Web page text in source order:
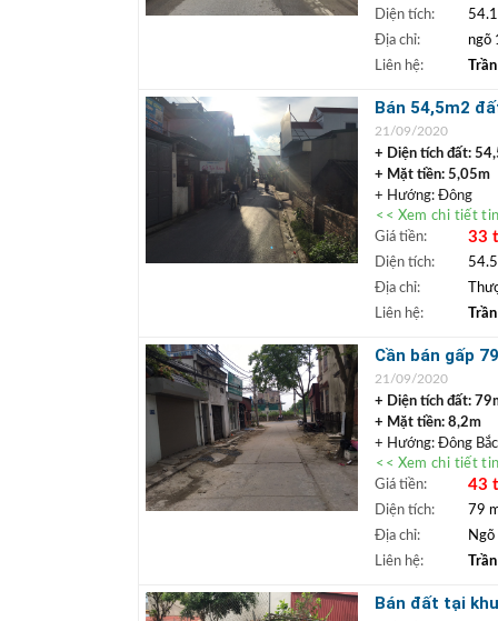
+ Vị trí: gần trường
hợp để an cư lâu
+ Tổng: 2,921 tỷ
+++ LIÊN HỆ
Văn phòng nhà
Diện tích:
Địa chỉ:
ngõ
Liên hệ:
Bán 54,5m2
Đông
21/09/2020
+ Diện tích đất:
+ Mặt tiền: 5,05m
+ Hướng: Đông
+ Đường trước nhà
+ Pháp lý: Sổ đỏ
+ Vị trí: Đất nằm
Thượng Thanh,
+ Giá bán:
+++ LIÊN HỆ
Văn phòng nhà
<< Xem chi tiết
Giá tiền:
33
Diện tích:
Địa chỉ:
Liên hệ:
Cần bán gấp
21/09/2020
+ Diện tích đất:
+ Mặt tiền: 8,2m
+ Hướng: Đông Bắc
+ Đường trước nhà
+ Pháp lý: Sổ đỏ
+ Vị trí: Phố
Giang đoạn cây
+ Giá bán:
+++ LIÊN HỆ
<< Xem chi tiết
Giá tiền:
43
Diện tích:
79
Địa chỉ:
Liên hệ:
Bán đất tại